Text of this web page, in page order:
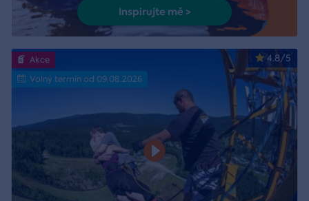
Inspirujte mě >
4.8/5
Akce
Volný termín od 09.08.2026